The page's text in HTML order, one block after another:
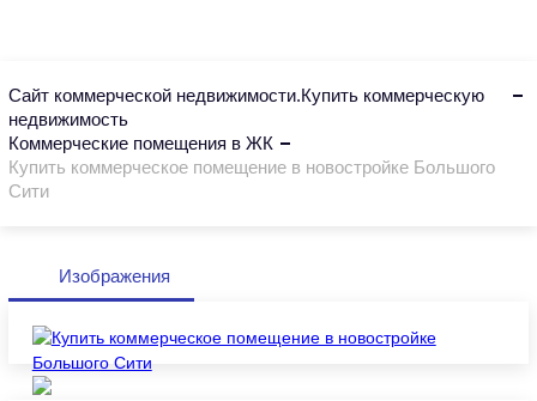
Сайт коммерческой недвижимости.Купить коммерческую
недвижимость
Коммерческие помещения в ЖК
Купить коммерческое помещение в новостройке Большого
Сити
Изображения